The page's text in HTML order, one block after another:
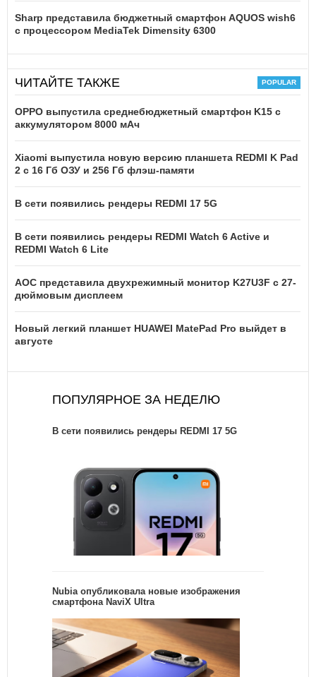
Sharp представила бюджетный смартфон AQUOS wish6
с процессором MediaTek Dimensity 6300
ЧИТАЙТЕ ТАКЖЕ
OPPO выпустила среднебюджетный смартфон K15 с
аккумулятором 8000 мАч
Xiaomi выпустила новую версию планшета REDMI K Pad
2 с 16 Гб ОЗУ и 256 Гб флэш-памяти
В сети появились рендеры REDMI 17 5G
В сети появились рендеры REDMI Watch 6 Active и
REDMI Watch 6 Lite
AOC представила двухрежимный монитор K27U3F с 27-
дюймовым дисплеем
Новый легкий планшет HUAWEI MatePad Pro выйдет в
августе
ПОПУЛЯРНОЕ ЗА НЕДЕЛЮ
В сети появились рендеры REDMI 17 5G
Nubia опубликовала новые изображения
смартфона NaviX Ultra